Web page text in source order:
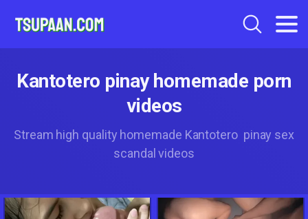
Kantotero pinay homemade porn
videos
Stream high quality homemade Kantotero pinay sex
scandal videos